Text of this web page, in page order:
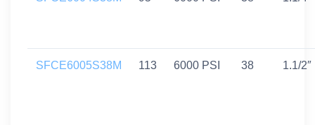
SFCE6005S38M 113 6000 PSI 38 1.1/2″